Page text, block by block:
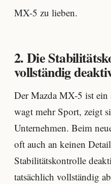
MX-5 zu lieben.
2. Die
vollständig
Der Mazda MX-5 ist
wagt mehr Sport, zeigt
Unternehmen. Beim
oft auch an keinen
Stabilitätskontrolle
tatsächlich vollständig